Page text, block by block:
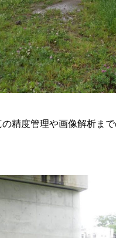
精度管理や画像解析ま